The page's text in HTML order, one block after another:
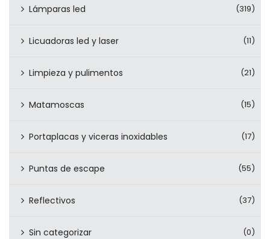
Lámparas led (319)
Licuadoras led y laser (11)
Limpieza y pulimentos (21)
Matamoscas (15)
Portaplacas y viceras inoxidables (17)
Puntas de escape (55)
Reflectivos (37)
Sin categorizar (0)